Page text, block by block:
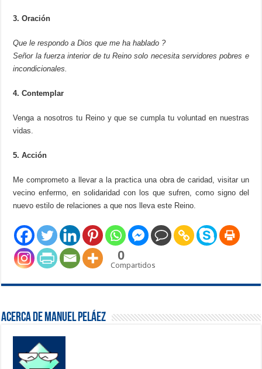
3.Oración
Que le respondo a Dios que me ha hablado ?
Señor la fuerza interior de tu Reino solo necesita servidores pobres e
incondicionales.
4. Contemplar
Venga a nosotros tu Reino y que se cumpla tu voluntad en nuestras
vidas.
5. Acción
Me comprometo a llevar a la practica una obra de caridad, visitar un
vecino enfermo, en solidaridad con los que sufren, como signo del
nuevo estilo de relaciones a que nos lleva este Reino.
0
Compartidos
Acerca de Manuel Peláez